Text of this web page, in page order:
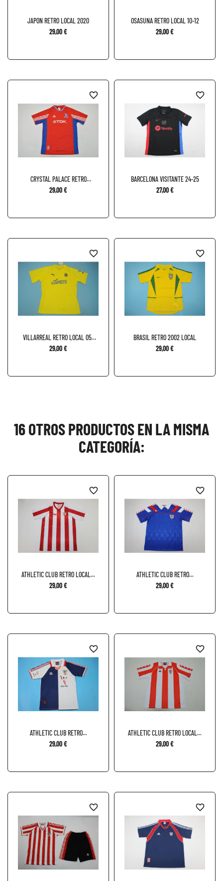
JAPON RETRO LOCAL 2020
29,00 €
OSASUNA RETRO LOCAL 10-12
29,00 €
CRYSTAL PALACE RETRO
LOCAL...
29,00 €
favorite_border
BARCELONA VISITANTE 24-25
27,00 €
favorite_border
VILLARREAL RETRO LOCAL 05-
06
29,00 €
favorite_border
BRASIL RETRO 2002 LOCAL
29,00 €
favorite_border
16 OTROS PRODUCTOS EN LA MISMA
CATEGORÍA:
ATHLETIC CLUB RETRO LOCAL...
29,00 €
favorite_border
ATHLETIC CLUB RETRO...
29,00 €
favorite_border
ATHLETIC CLUB RETRO...
29,00 €
favorite_border
ATHLETIC CLUB RETRO LOCAL...
29,00 €
favorite_border
favorite_border favorite_border